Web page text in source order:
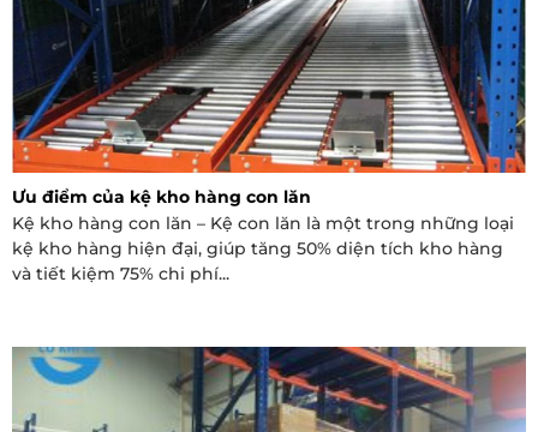
Ưu điểm của kệ kho hàng con lăn
Kệ kho hàng con lăn – Kệ con lăn là một trong những loại
kệ kho hàng hiện đại, giúp tăng 50% diện tích kho hàng
và tiết kiệm 75% chi phí...